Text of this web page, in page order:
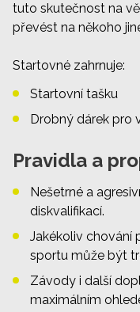
tuto skutečnost na
převést na někoho
Startovné zahrnuje:
Startovní tašku
Drobný dárek pro
Pravidla a
Nešetrné a
diskvalifikací.
Jakékoliv chování
sportu může být
Závody i další
maximálním